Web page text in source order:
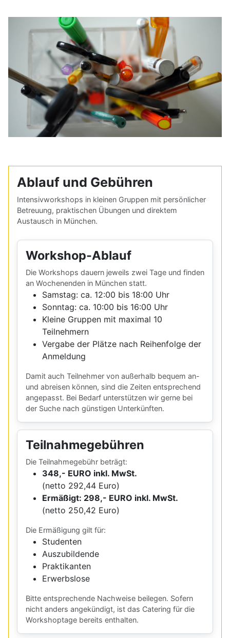
Ablauf und Gebühren
Intensivworkshops in kleinen Gruppen mit persönlicher
Betreuung, praktischen Übungen und direktem
Austausch in München.
Workshop-Ablauf
Die Workshops dauern jeweils zwei Tage und finden
an Wochenenden in München statt.
Samstag: ca. 12:00 bis 18:00 Uhr
Sonntag: ca. 10:00 bis 16:00 Uhr
Kleine Gruppen mit maximal 10
Teilnehmern
Vergabe der Plätze nach Reihenfolge der
Anmeldung
Damit auch Teilnehmer von außerhalb bequem an-
und abreisen können, sind die Zeiten entsprechend
angepasst. Bei Bedarf unterstützen wir gerne bei
der Suche nach günstigen Unterkünften.
Teilnahmegebühren
Die Teilnahmegebühr beträgt:
348,- EURO inkl. MwSt.
(netto 292,44 Euro)
Ermäßigt: 298,- EURO inkl. MwSt.
(netto 250,42 Euro)
Die Ermäßigung gilt für:
Studenten
Auszubildende
Praktikanten
Erwerbslose
Bitte entsprechende Nachweise beilegen. Sofern
nicht anders angekündigt, ist das Catering für die
Workshoptage bereits enthalten.